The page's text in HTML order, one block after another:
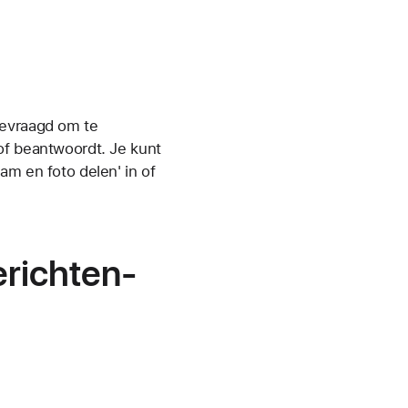
om te
beantwoordt. Je kunt
en foto delen' in of